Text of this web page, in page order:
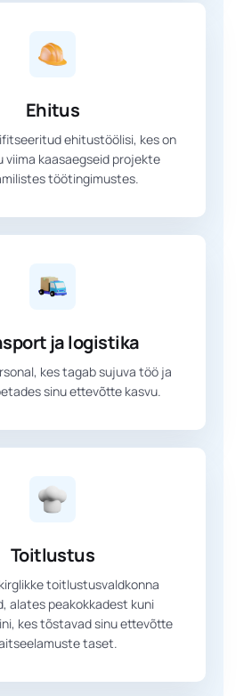
Ehitus
ehitustöölisi, kes on
viima kaasaegseid projekte
töötingimustes.
ja logistika
kes tagab sujuva töö ja
sinu ettevõtte kasvu.
Toitlustus
toitlustusvaldkonna
alates peakokkadest kuni
kes tõstavad sinu ettevõtte
taset.